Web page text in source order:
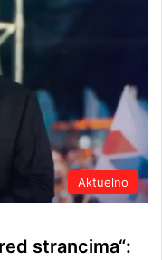
Aktuelno
strancima“: